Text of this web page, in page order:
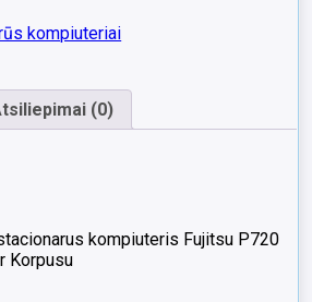
kompiuteriai
(0)
kompiuteris Fujitsu P720
Korpusu